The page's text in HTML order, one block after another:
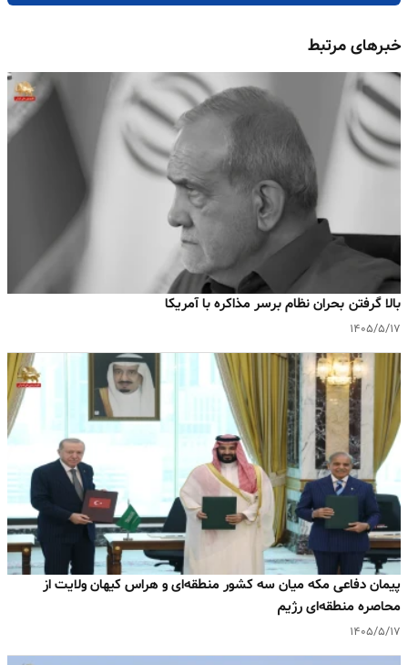
خبرهای مرتبط
بالا گرفتن بحران نظام برسر مذاکره با آمریکا
۱۴۰۵/۵/۱۷
پیمان دفاعی مکه میان سه کشور منطقه‌ای و هراس کیهان ولایت از
محاصره منطقه‌ای رژیم
۱۴۰۵/۵/۱۷